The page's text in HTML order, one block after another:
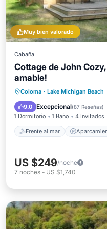
Muy bien valorado
Cabaña
Cottage de John
amable!
Coloma · Lake Michigan Beach
9.0 Excepcional(87 Reseñas)
1 Dormitorio 1 Baño 4 Invitados
Frente al mar
Frente al mar
Vista al mar
US $249/noche
7 noches - US $1,740